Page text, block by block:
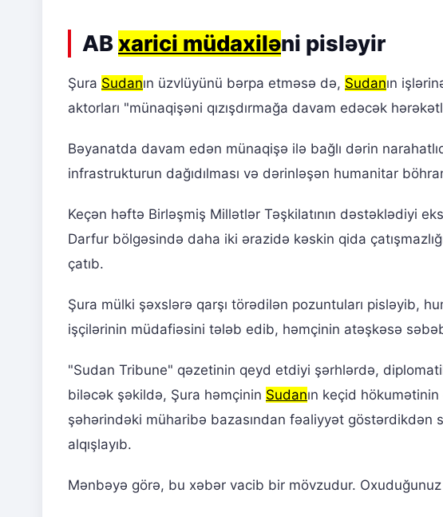
ABxarici müdaxiləni pisləyir
Şura Sudanın üzvlüyünü bərpa etməsə də, Sudanın
aktorları "münaqişəni qızışdırmağa davam edəcək
Bəyanatda davam edən münaqişə ilə bağlı dərin
infrastrukturun dağıdılması və dərinləşən humanitar
Keçən həftə Birləşmiş Millətlər Təşkilatının dəstəklədiyi
Darfur bölgəsində daha iki ərazidə kəskin qida
çatıb.
Şura mülki şəxslərə qarşı törədilən pozuntuları pisləyib,
işçilərinin müdafiəsini tələb edib, həmçinin atəşkəsə səbəb
"Sudan Tribune" qəzetinin qeyd etdiyi şərhlərdə,
biləcək şəkildə, Şura həmçinin Sudanın keçid
şəhərindəki müharibə bazasından fəaliyyət göstərdikdən
alqışlayıb.
Mənbəyə görə, bu xəbər vacib bir mövzudur.